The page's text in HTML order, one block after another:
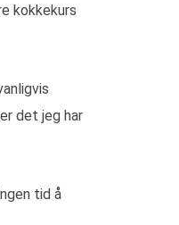
kokkekurs
det jeg har
tid å